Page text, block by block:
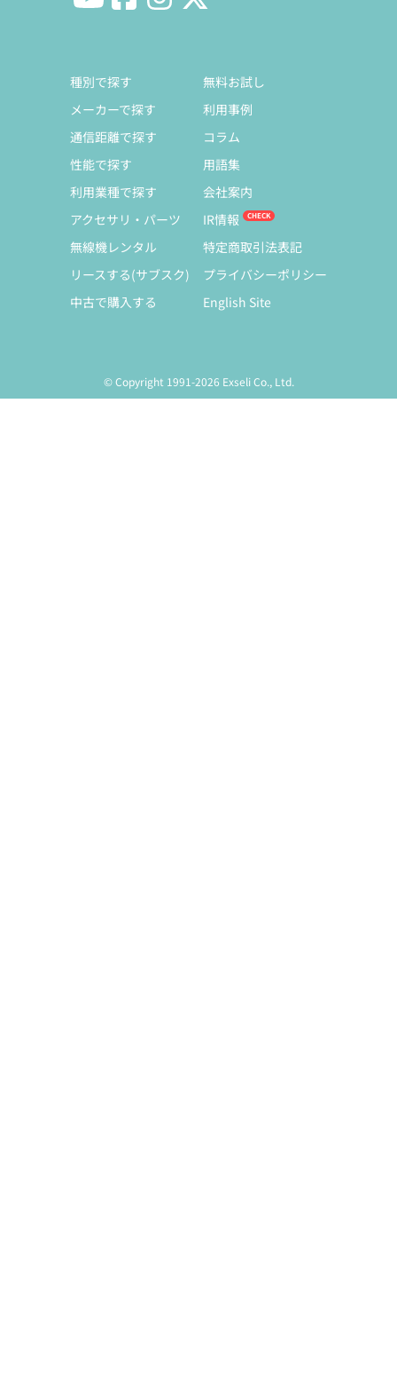
種別で探す
メーカーで探す
通信距離で探す
性能で探す
利用業種で探す
アクセサリ・パーツ
無線機レンタル
リースする(サブスク)
中古で購入する
無料お試し
利用事例
コラム
用語集
会社案内
IR情報
特定商取引法表記
プライバシーポリシー
English Site
© Copyright 1991-2026 Exseli Co., Ltd.